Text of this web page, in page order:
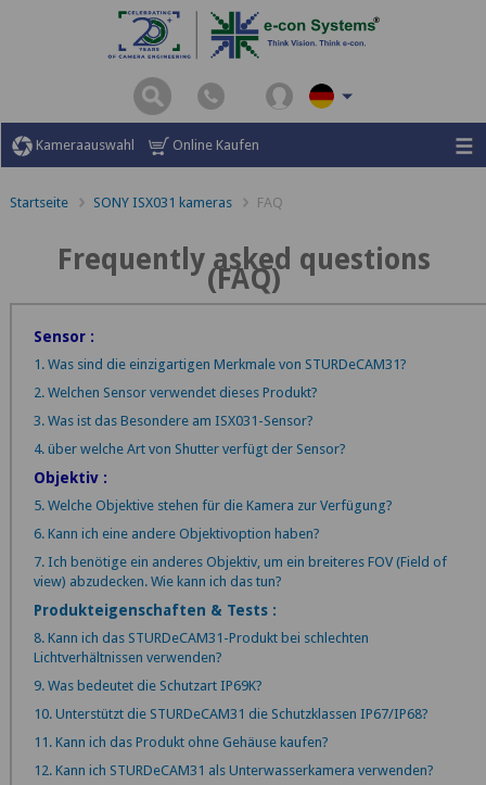
Kameraauswahl Online Kaufen
Startseite SONY ISX031 kameras FAQ
Frequently asked questions
(FAQ)
Sensor :
1. Was sind die einzigartigen Merkmale von STURDeCAM31?
2. Welchen Sensor verwendet dieses Produkt?
3. Was ist das Besondere am ISX031-Sensor?
4. über welche Art von Shutter verfügt der Sensor?
Objektiv :
5. Welche Objektive stehen für die Kamera zur Verfügung?
6. Kann ich eine andere Objektivoption haben?
7. Ich benötige ein anderes Objektiv, um ein breiteres FOV (Field of
view) abzudecken. Wie kann ich das tun?
Produkteigenschaften & Tests :
8. Kann ich das STURDeCAM31-Produkt bei schlechten
Lichtverhältnissen verwenden?
9. Was bedeutet die Schutzart IP69K?
10. Unterstützt die STURDeCAM31 die Schutzklassen IP67/IP68?
11. Kann ich das Produkt ohne Gehäuse kaufen?
12. Kann ich STURDeCAM31 als Unterwasserkamera verwenden?